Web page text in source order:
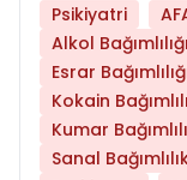
Psikiyatri
Alkol Bağımlılığı
Esrar
Kokain
Kumar
Sanal